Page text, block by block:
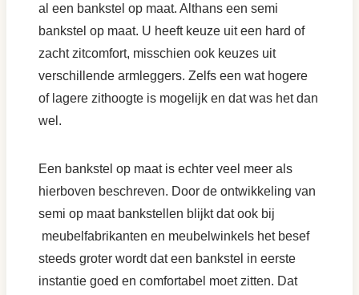
al een bankstel op maat. Althans een semi
bankstel op maat. U heeft keuze uit een hard of
zacht zitcomfort, misschien ook keuzes uit
verschillende armleggers. Zelfs een wat hogere
of lagere zithoogte is mogelijk en dat was het dan
wel.
Een bankstel op maat is echter veel meer als
hierboven beschreven. Door de ontwikkeling van
semi op maat bankstellen blijkt dat ook bij
meubelfabrikanten en meubelwinkels het besef
steeds groter wordt dat een bankstel in eerste
instantie goed en comfortabel moet zitten. Dat